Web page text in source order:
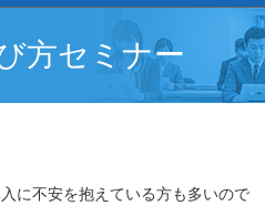
方セミナー
に不安を抱えている方も多いので